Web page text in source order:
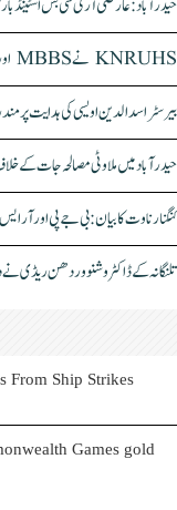
حیدرآباد: عارضی آر ٹی سی بس اسٹینڈ
KNRUHS نے MBBS اور BDS داخلوں کا نوٹیفکیشن جاری کر دیا
بیرسٹر اسدالدین اویسی کی ہدایت پر
حیدرآباد میں ملاوٹی مصالحہ جات کے خلاف بڑا کریک ڈاؤن، 25
کنگنا رناوت کا بیان: بی جے پی اور آر
تلنگانہ کے ڈاکٹر وشنو وردھن ریڈی
From Ship Strikes
Games gold